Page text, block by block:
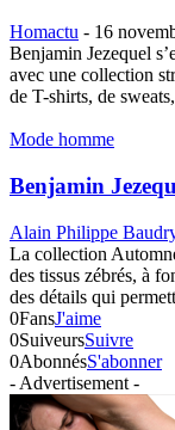
Homactu - 16
Benjamin Jezequel
avec une collection
de T-shirts, de
Mode homme
Benjamin
Alain Philippe
La collection
des tissus zébrés, à
des détails qui
0FansJ'aime
0SuiveursSuivre
0AbonnésS'abonner
- Advertisement -